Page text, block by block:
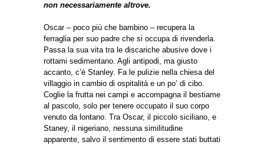
non necessariamente altrove.
Oscar – poco più che bambino – recupera la
ferraglia per suo padre che si occupa di rivenderla.
Passa la sua vita tra le discariche abusive dove i
rottami sedimentano. Agli antipodi, ma giusto
accanto, c’è Stanley. Fa le pulizie nella chiesa del
villaggio in cambio di ospitalità e un po’ di cibo.
Coglie la frutta nei campi e accompagna il bestiame
al pascolo, solo per tenere occupato il suo corpo
venuto da lontano. Tra Oscar, il piccolo siciliano, e
Staney, il nigeriano, nessuna similitudine
apparente, salvo il sentimento di essere stati buttati